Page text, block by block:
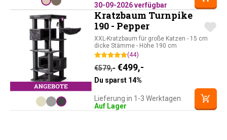
30-09-2026 verfügbar
Kratzbaum Turnpike
190 - Pepper
XXL-Kratzbaum für große Katzen - 15 cm
dicke Stämme - Höhe 190 cm
(44)
€579,- Ursprünglicher Preis war:
€499,-
Du sparst 14%
Lieferung in 1-3 Werktagen
Auf Lager